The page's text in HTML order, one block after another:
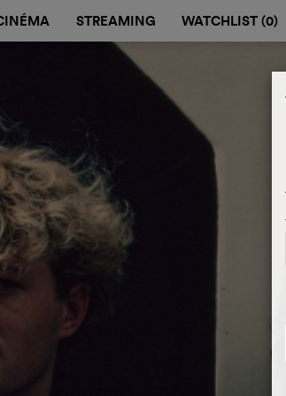
STREAMING WATCHLIST (0)